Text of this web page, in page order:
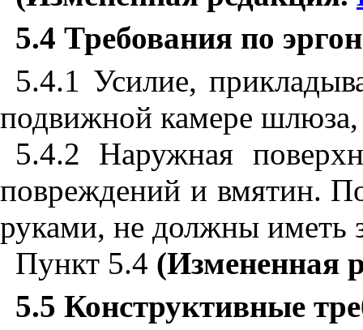
5.4 Требования по
5.4.1 Усилие,
подвижной камере
5.4.2 Наружная
повреждений и вмятин.
руками, не должны иметь
Пункт 5.4 (Измененная
5.5 Конструктивные